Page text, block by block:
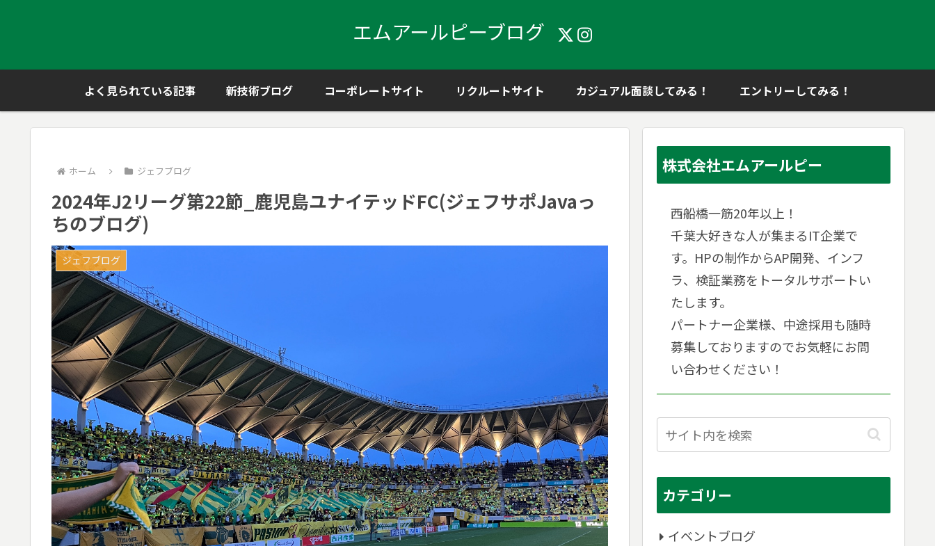
エムアールピーブログ
よく見られている記事 新技術ブログ コーポレートサイト リクルートサイト カジュアル面談してみる！ エントリーしてみる！
ホーム ジェフブログ
2024年J2リーグ第22節_鹿児島ユナイテッドFC(ジェフサポJavaっ
ちのブログ)
ジェフブログ
株式会社エムアールピー
西船橋一筋20年以上！
千葉大好きな人が集まるIT企業で
す。HPの制作からAP開発、インフ
ラ、検証業務をトータルサポートい
たします。
パートナー企業様、中途採用も随時
募集しておりますのでお気軽にお問
い合わせください！
カテゴリー
イベントブログ